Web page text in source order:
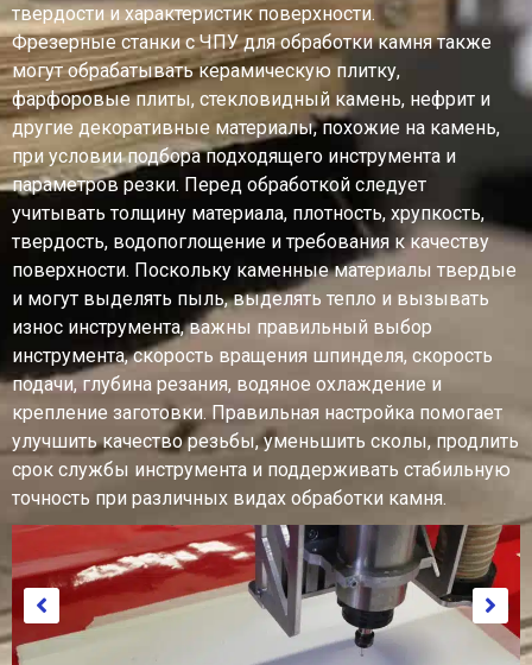
твердости и характеристик поверхности.
Фрезерные станки с ЧПУ для обработки камня также
могут обрабатывать керамическую плитку,
фарфоровые плиты, стекловидный камень, нефрит и
другие декоративные материалы, похожие на камень,
при условии подбора подходящего инструмента и
параметров резки. Перед обработкой следует
учитывать толщину материала, плотность, хрупкость,
твердость, водопоглощение и требования к качеству
поверхности. Поскольку каменные материалы твердые
и могут выделять пыль, выделять тепло и вызывать
износ инструмента, важны правильный выбор
инструмента, скорость вращения шпинделя, скорость
подачи, глубина резания, водяное охлаждение и
крепление заготовки. Правильная настройка помогает
улучшить качество резьбы, уменьшить сколы, продлить
срок службы инструмента и поддерживать стабильную
точность при различных видах обработки камня.